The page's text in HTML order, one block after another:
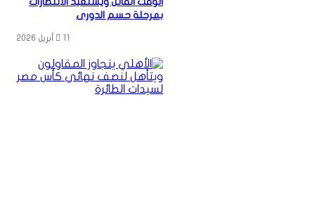
بمرحلة حسم الدورى